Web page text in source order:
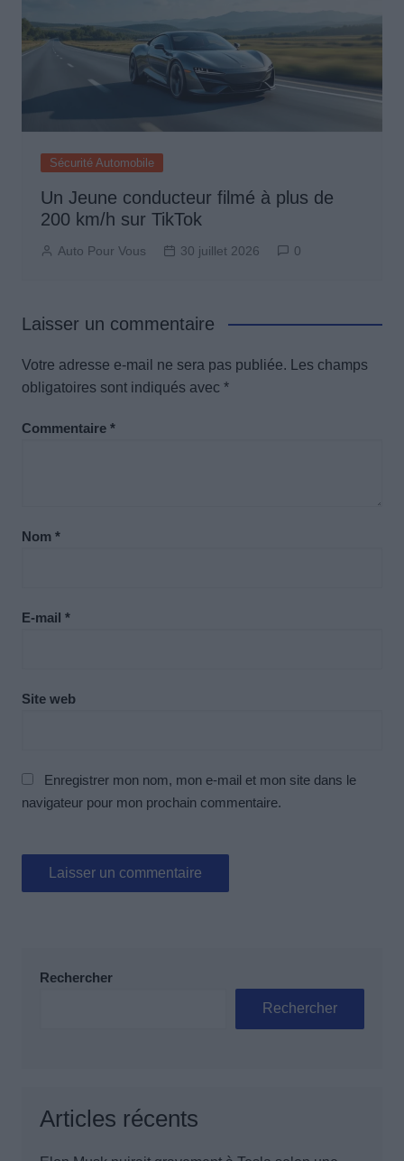
Sécurité Automobile
Un Jeune conducteur filmé à plus de
200 km/h sur TikTok
Auto Pour Vous 30 juillet 2026 0
Laisser un commentaire
Votre adresse e-mail ne sera pas publiée.
Les champs
obligatoires sont indiqués avec *
Commentaire *
Nom *
E-mail *
Site web
Enregistrer mon nom, mon e-mail et mon site dans le
navigateur pour mon prochain commentaire.
Rechercher
Rechercher
Articles récents